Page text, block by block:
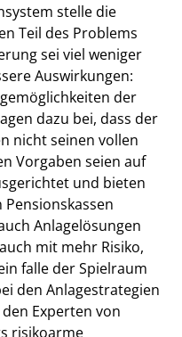
stelle die
Teil des Problems
sei viel weniger
Auswirkungen:
der
dazu bei, dass der
nicht seinen vollen
Vorgaben seien auf
und bieten
Anlagelösungen
mit mehr Risiko,
falle der Spielraum
den Anlagestrategien
Experten von
risikoarme